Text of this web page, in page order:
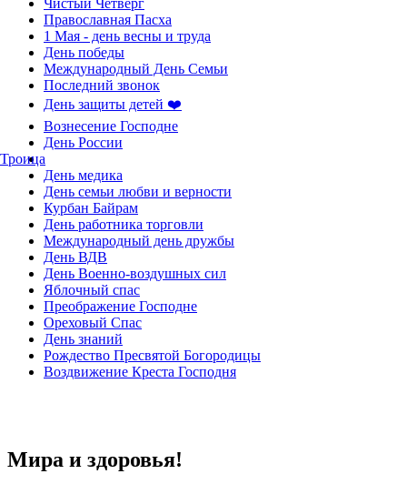
Православная Пасха
1 Мая - день весны и труда
День победы
Международный День Семьи
Последний звонок
День защиты детей ❤️
Вознесение Господне
День России
Троица
День медика
День семьи любви и верности
Курбан Байрам
День работника торговли
Международный день дружбы
День ВДВ
День Военно-воздушных сил
Яблочный спас
Преображение Господне
Ореховый Спас
День знаний
Рождество Пресвятой Богородицы
Воздвижение Креста Господня
Мира и здоровья!